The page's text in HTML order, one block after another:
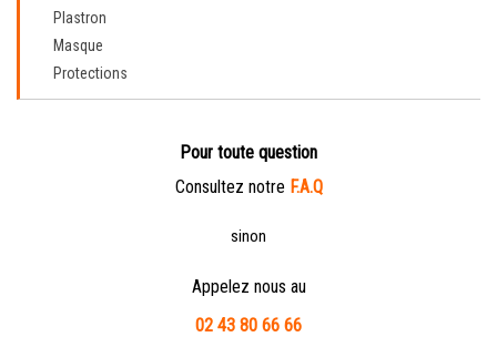
Plastron
Masque
Protections
Pour toute question
Consultez notre F.A.Q
sinon
Appelez nous au
02 43 80 66 66